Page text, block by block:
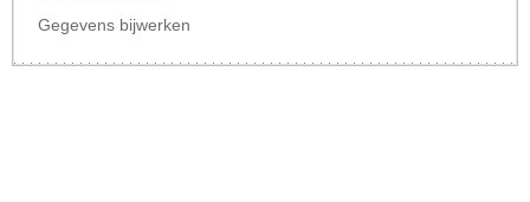
Gegevens bijwerken